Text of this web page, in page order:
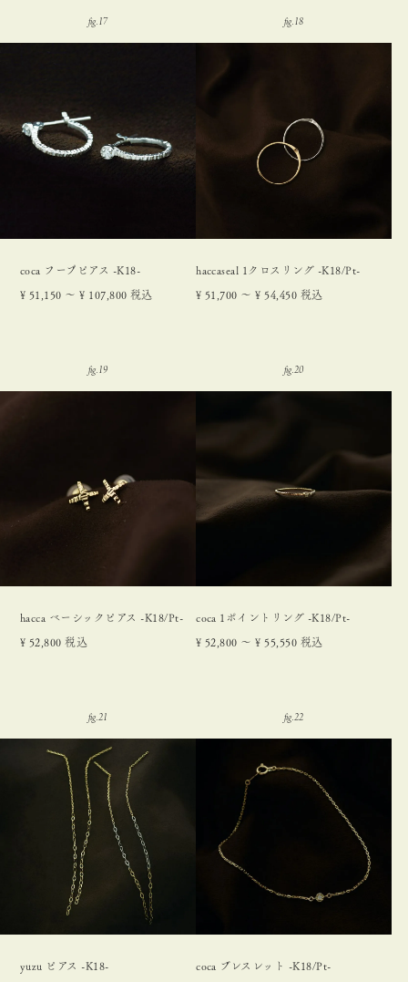
coca フープピアス -K18-
¥ 51,150 〜 ¥ 107,800 税込
haccaseal 1クロスリング -K18/Pt-
¥ 51,700 〜 ¥ 54,450 税込
hacca ベーシックピアス -K18/Pt-
¥ 52,800 税込
coca 1ポイントリング -K18/Pt-
¥ 52,800 〜 ¥ 55,550 税込
yuzu ピアス -K18- coca ブレスレット -K18/Pt-